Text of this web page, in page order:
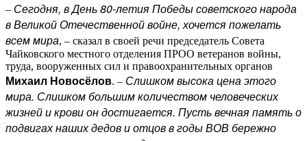
– Сегодня, в День 80-летия Победы советского народа
в Великой Отечественной войне, хочется пожелать
всем мира, – сказал в своей речи председатель Совета
Чайковского местного отделения ПРОО ветеранов войны,
труда, вооруженных сил и правоохранительных органов
Михаил Новосёлов. – Слишком высока цена этого
мира. Слишком большим количеством человеческих
жизней и крови он достигается. Пусть вечная память о
подвигах наших дедов и отцов в годы ВОВ бережно